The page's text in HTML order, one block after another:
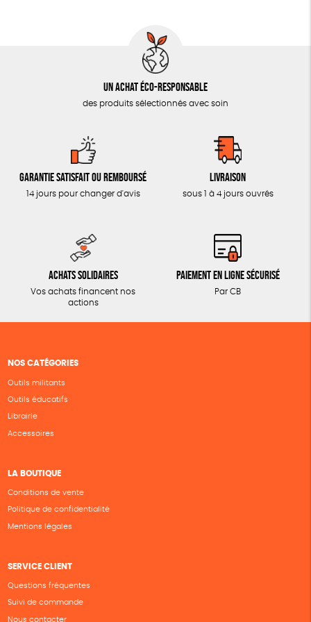
CUISINE / NUTRITION
ACCESSOIRES
Un achat éco-responsable
des produits sélectionnés avec soin
Garantie satisfait ou remboursé
14 jours pour changer d'avis
Livraison
sous 1 à 4 jours ouvrés
Achats solidaires
Vos achats financent nos
actions
Paiement en ligne sécurisé
Par CB
NOS CATÉGORIES
Outils militants
Outils éducatifs
Librairie
Accessoires
LA BOUTIQUE
Conditions de vente
Politique de confidentialité
Mentions légales
SERVICE CLIENT
Questions fréquentes
Suivi de commande
Nous contacter